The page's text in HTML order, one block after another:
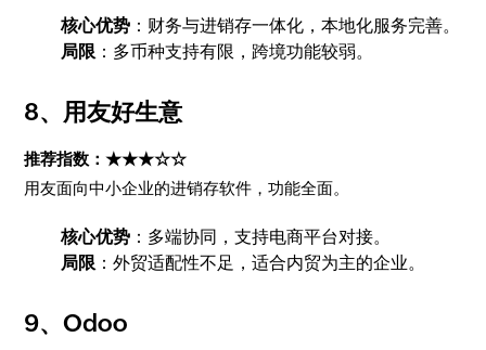
核心优势 ：财务与进销存一体化，本地化服务完善。
局限 ：多币种支持有限，跨境功能较弱。
8、 用友好生意
推荐指数：★★★☆☆
用友面向中小企业的进销存软件，功能全面。
核心优势 ：多端协同，支持电商平台对接。
局限 ：外贸适配性不足，适合内贸为主的企业。
9、Odoo